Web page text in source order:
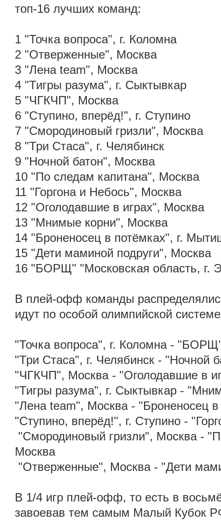
топ-16 лучших команд:
1 "Точка вопроса", г. Коломна
2 "Отверженные", Москва
3 "Лена team", Москва
4 "Тигры разума", г. Сыктывкар
5 "ЧГКЧП", Москва
6 "Ступино, вперёд!", г. Ступино
7 "Смородиновый гризли", Москва
8 "Три Стаса", г. Челябинск
9 "Ночной батон", Москва
10 "По следам капитана", Москва
11 "Горгона и Небось", Москва
12 "Оголодавшие в играх", Москва
13 "Мнимые корни", Москва
14 "Броненосец в потёмках", г.
15 "Дети маминой подруги", Москва
16 "БОРЩ" "Московская область, г.
В плей-офф команды
идут по особой олимпийской
"Точка вопроса", г. Коломна -
"Три Стаса", г. Челябинск - "Ночной
"ЧГКЧП", Москва - "Оголодавшие в
"Тигры разума", г. Сыктывкар -
"Лена team", Москва - "Броненосец
"Ступино, вперёд!", г. Ступино -
"Смородиновый гризли", Москва -
Москва
"Отверженные", Москва - "Дети
В 1/4 игр плей-офф, то есть в
завоевав тем самым Малый Кубок